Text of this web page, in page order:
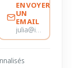
ENVOYER
UN
EMAIL
julia@immobiliere-pujol.fr